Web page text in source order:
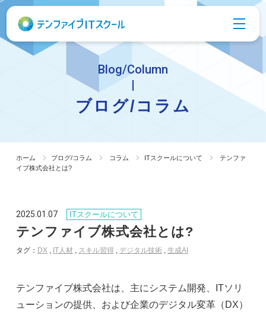
Blog/Column
ブログ/コラム
ホーム ブログ/コラム コラム ITスクールについて
テンファ
イブ株式会社とは?
2025.01.07 ITスクールについて
テンファイブ株式会社とは?
タグ： DX IT人材 スキル習得 デジタル技術 生成AI
テンファイブ株式会社は、主にシステム開発、ITソリ
ューションの提供、および企業のデジタル変革（DX）